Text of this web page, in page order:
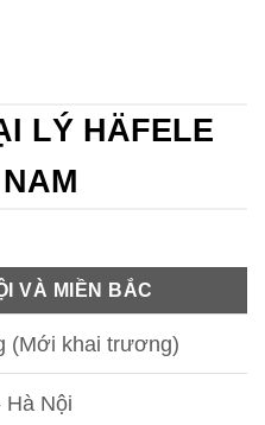
LÝ HÄFELE
VÀ MIỀN BẮC
(Mới khai trương)
Hà Nội